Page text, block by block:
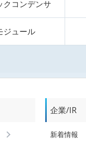
クコンデンサ
ジュール
企業/IR
新着情報